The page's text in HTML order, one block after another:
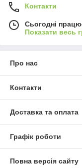
Контакти
Сьогодні
Показати весь
Про нас
Контакти
Доставка та оплата
Графік роботи
Повна версія сайту